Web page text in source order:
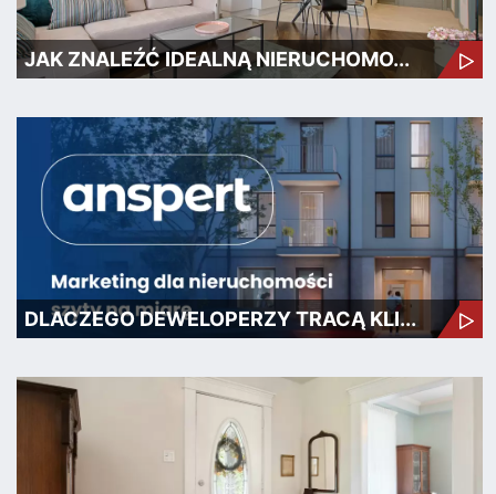
JAK ZNALEŹĆ IDEALNĄ NIERUCHOMO...
DLACZEGO DEWELOPERZY TRACĄ KLI...